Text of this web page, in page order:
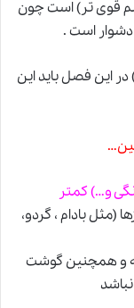
قوی تر) است چون
است .
این فصل باید این
و…) کمتر
(مثل بادام ، گردو،
و همچنین گوشت